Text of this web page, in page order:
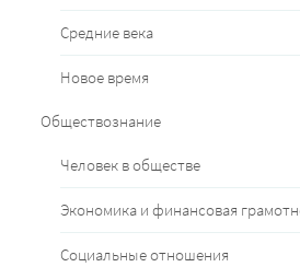
Средние века
Новое время
Обществознание
Человек в обществе
Экономика и финансовая
Социальные отношения